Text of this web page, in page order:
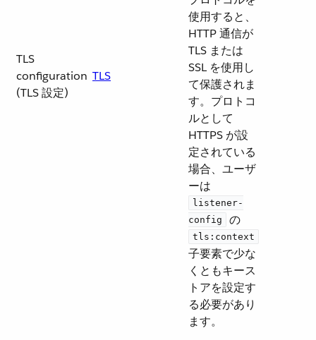
TLS
configuration
(TLS 設定)
TLS
使用すると、
HTTP 通信が
TLS または
SSL を使用し
て保護されま
す。プロトコ
ルとして
HTTPS が設
定されている
場合、ユーザ
ーは ​
listener-
config
​ の ​
tls:context
子要素で少な
くともキース
トアを設定す
る必要があり
ます。